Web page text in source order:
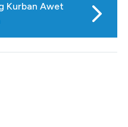
Kurban Awet